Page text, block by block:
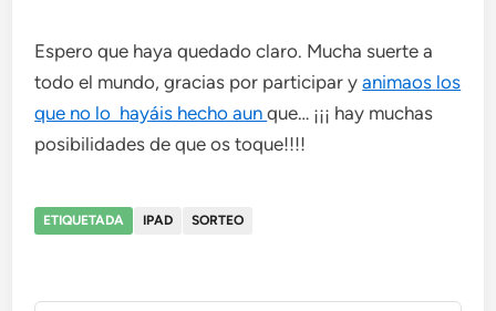
Espero que haya quedado claro. Mucha suerte a
todo el mundo, gracias por participar yanimaos los
que no lo hayáis hecho aunque… ¡¡¡ hay muchas
posibilidades de que os toque!!!!
ETIQUETADA IPAD SORTEO